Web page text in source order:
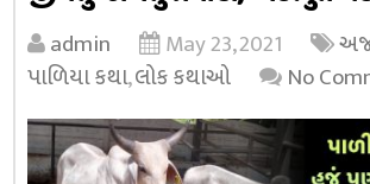
admin May 23, 2021
પાળિયા કથા,લોક કથાઓ No